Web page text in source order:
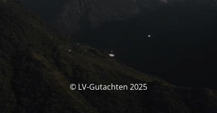
© LV-Gutachten 2025